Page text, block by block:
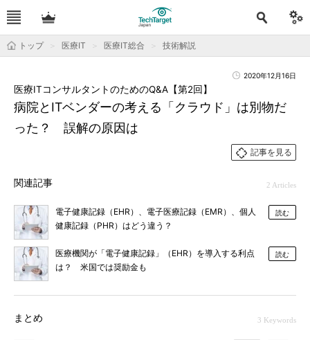
トップ 医療IT 医療IT総合 技術解説
2020年12月16日
病院とITベンダーの考える「クラウド」は別物だ
った？ 誤解の原因は
医療ITコンサルタントのためのQ&A【第2回】
記事を見る
関連記事 2 Articles
電子健康記録（EHR）、電子医療記録（EMR）、個人
健康記録（PHR）はどう違う？
読む
医療機関が「電子健康記録」（EHR）を導入する利点
は？ 米国では奨励金も
読む
まとめ 3 Keywords